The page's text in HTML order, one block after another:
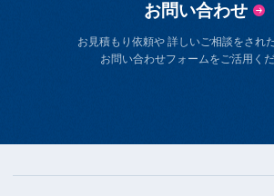
お問い合わせ
お見積もり依頼や 詳しいご相談をされ
お問い合わせフォームをご活用くだ